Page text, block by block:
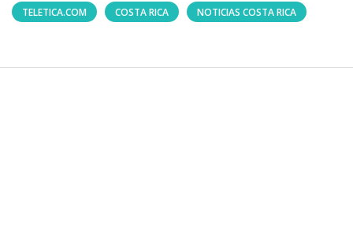
TELETICA.COM COSTA RICA NOTICIAS COSTA RICA